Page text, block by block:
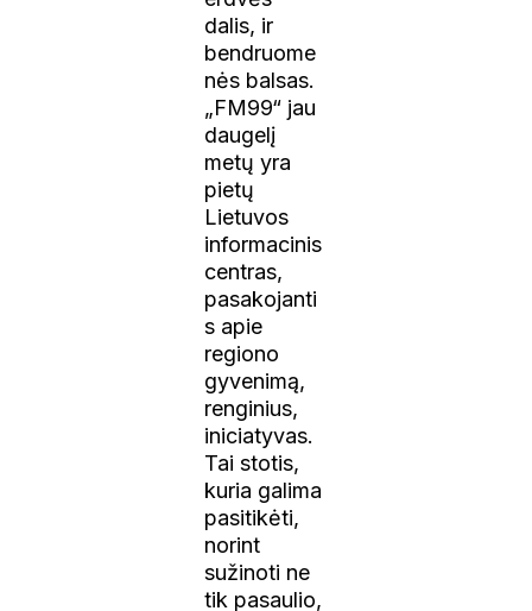
dalis, ir
bendruome
nės balsas.
„FM99“ jau
daugelį
metų yra
pietų
Lietuvos
informacinis
centras,
pasakojanti
s apie
regiono
gyvenimą,
renginius,
iniciatyvas.
Tai stotis,
kuria galima
pasitikėti,
norint
sužinoti ne
tik pasaulio,